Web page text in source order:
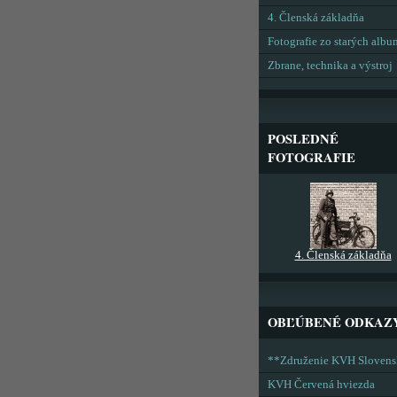
4. Členská základňa
Fotografie zo starých
Zbrane, technika a výstroj
POSLEDNÉ
FOTOGRAFIE
4. Členská základňa
OBĽÚBENÉ
**Združenie KVH
KVH Červená hviezda